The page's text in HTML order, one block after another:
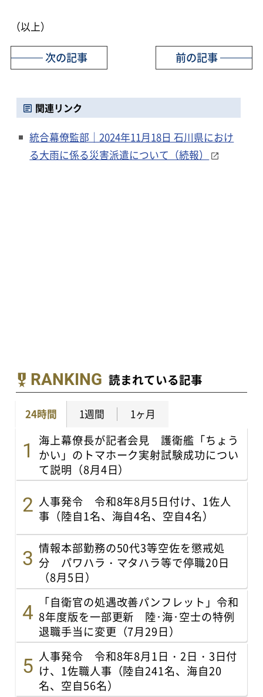
（以上）
前の記事
次の記事
関連リンク
統合幕僚監部｜2024年11月18日 石川県におけ
る大雨に係る災害派遣について（続報）
RANKING 読まれている記事
24時間 1週間 1ヶ月
海上幕僚長が記者会見 護衛艦「ちょう
かい」のトマホーク実射試験成功につい
て説明（8月4日）
人事発令 令和8年8月5日付け、1佐人
事（陸自1名、海自4名、空自4名）
情報本部勤務の50代3等空佐を懲戒処
分 パワハラ・マタハラ等で停職20日
（8月5日）
「自衛官の処遇改善パンフレット」令和
8年度版を一部更新 陸･海･空士の特例
退職手当に変更（7月29日）
人事発令 令和8年8月1日・2日・3日付
け、1佐職人事（陸自241名、海自20
名、空自56名）